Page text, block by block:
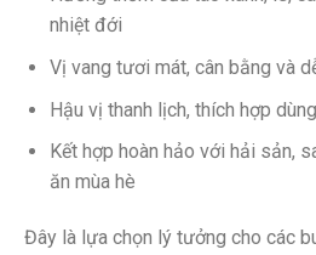
nhiệt đới
Vị vang tươi mát, cân bằng và
Hậu vị thanh lịch, thích hợp
Kết hợp hoàn hảo với hải sản,
ăn mùa hè
Đây là lựa chọn lý tưởng cho các